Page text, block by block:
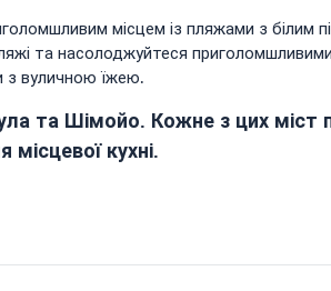
місцем із пляжами з
та насолоджуйтеся
з вуличною їжею.
та Шімойо. Кожне з цих міст
кухні.